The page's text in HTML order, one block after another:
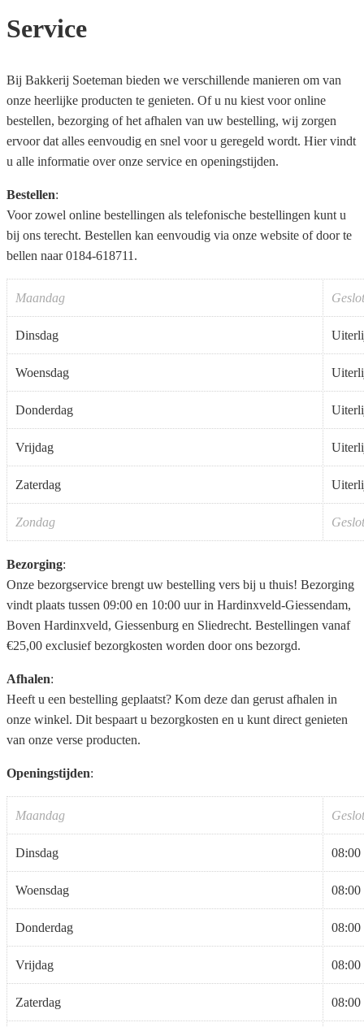
Service
Bij Bakkerij Soeteman bieden we verschillende manieren om van
onze heerlijke producten te genieten. Of u nu kiest voor online
bestellen, bezorging of het afhalen van uw bestelling, wij zorgen
ervoor dat alles eenvoudig en snel voor u geregeld wordt. Hier vindt
u alle informatie over onze service en openingstijden.
Bestellen:
Voor zowel online bestellingen als telefonische bestellingen kunt u
bij ons terecht. Bestellen kan eenvoudig via onze website of door te
bellen naar 0184-618711.
Maandag
Dinsdag
Woensdag
Donderdag
Vrijdag
Zaterdag
Zondag
Bezorging:
Onze bezorgservice brengt uw bestelling vers bij u thuis! Bezorging
vindt plaats tussen 09:00 en 10:00 uur in Hardinxveld-Giessendam,
Boven Hardinxveld, Giessenburg en Sliedrecht. Bestellingen vanaf
€25,00 exclusief bezorgkosten worden door ons bezorgd.
Afhalen:
Heeft u een bestelling geplaatst? Kom deze dan gerust afhalen in
onze winkel. Dit bespaart u bezorgkosten en u kunt direct genieten
van onze verse producten.
Openingstijden:
Maandag
Dinsdag 08:00
Woensdag 08:00
Donderdag 08:00
Vrijdag 08:00
Zaterdag 08:00